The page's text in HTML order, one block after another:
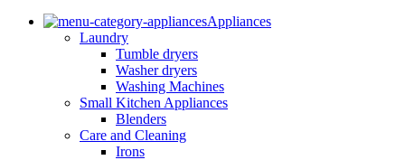
Appliances
Laundry
Tumble dryers
Washer dryers
Washing Machines
Small Kitchen Appliances
Blenders
Care and Cleaning
Irons